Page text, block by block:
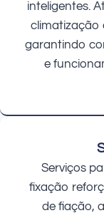
inteligentes.
climatização
garantindo
e
Serviços
fixação
de fiação,